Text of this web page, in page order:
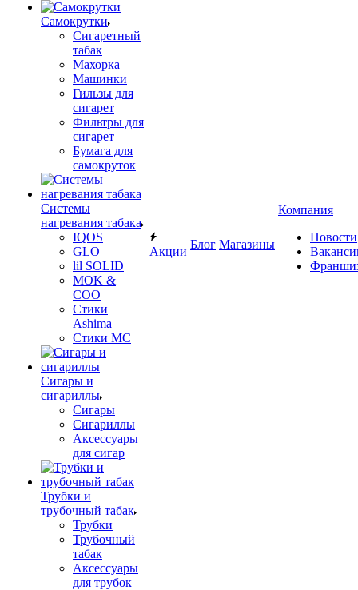
Самокрутки
Сигаретный
табак
Махорка
Машинки
Гильзы для
сигарет
Фильтры для
сигарет
Бумага для
самокруток
Системы
нагревания табака
IQOS
GLO
lil SOLID
MOK &
COO
Стики
Ashima
Стики MC
Сигары и
сигариллы
Сигары
Сигариллы
Аксессуары
для сигар
Трубки и
трубочный табак
Трубки
Трубочный
табак
Аксессуары
для трубок
Акции
Блог Магазины
Компания
Новости